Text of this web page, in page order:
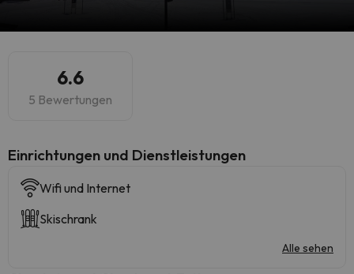
6.6
5 Bewertungen
​Einrichtungen und Dienstleistungen
Wifi und Internet
Skischrank
Alle sehen